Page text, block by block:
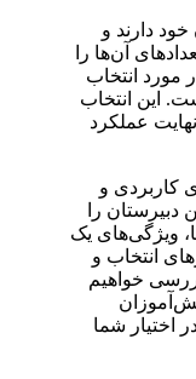
خود دارند و
آن‌ها را
مورد انتخاب
این انتخاب
عملکرد
کاربردی و
دبیرستان را
ویژگی‌های یک
انتخاب و
خواهیم
اختیار شما